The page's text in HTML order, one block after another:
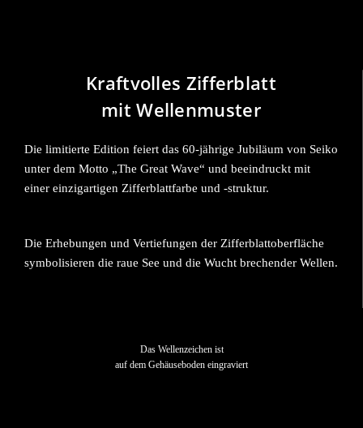
Kraftvolles Zifferblatt
mit Wellenmuster
Die limitierte Edition feiert das 60-jährige Jubiläum von Seiko
unter dem Motto „The Great Wave“ und beeindruckt mit
einer einzigartigen Zifferblattfarbe und -struktur.
Die Erhebungen und Vertiefungen der Zifferblattoberfläche
symbolisieren die raue See und die Wucht brechender Wellen.
Das Wellenzeichen ist
auf dem Gehäuseboden eingraviert